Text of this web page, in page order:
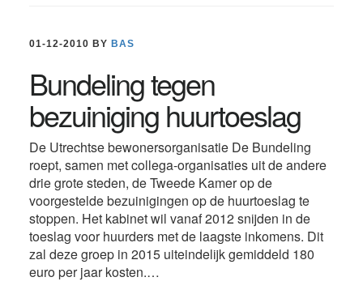
01-12-2010 BY BAS
Bundeling tegen
bezuiniging huurtoeslag
De Utrechtse bewonersorganisatie De Bundeling
roept, samen met collega-organisaties uit de andere
drie grote steden, de Tweede Kamer op de
voorgestelde bezuinigingen op de huurtoeslag te
stoppen. Het kabinet wil vanaf 2012 snijden in de
toeslag voor huurders met de laagste inkomens. Dit
zal deze groep in 2015 uiteindelijk gemiddeld 180
euro per jaar kosten.…